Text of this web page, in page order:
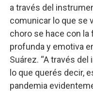
a través del
comunicar lo que se
choro se hace con la
profunda y emotiva
Suárez. “A través
lo que querés decir,
pandemia